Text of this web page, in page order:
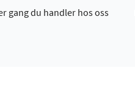
gang du handler hos oss